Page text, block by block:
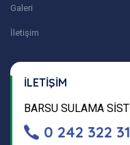
Galeri
İletişim
İLETİŞİM
BARSU SULAMA
0 242 322